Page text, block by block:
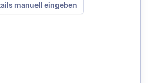
manuell eingeben